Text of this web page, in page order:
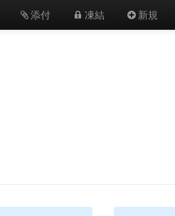
添付 凍結 新規